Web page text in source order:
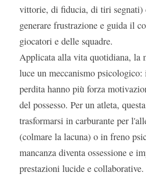
vittorie, di fiducia, di tiri segnati)
generare frustrazione e guida il
giocatori e delle squadre.
Applicata alla vita quotidiana, la
luce un meccanismo
perdita hanno più forza
del possesso. Per un atleta,
trasformarsi in carburante per
(colmare la lacuna) o in freno
mancanza diventa ossessione e
prestazioni lucide e collaborative.